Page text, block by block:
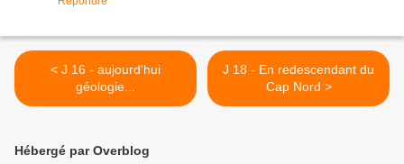
< J 16 - aujourd'hui
géologie...
J 18 - En redescendant du
Cap Nord >
Hébergé par Overblog